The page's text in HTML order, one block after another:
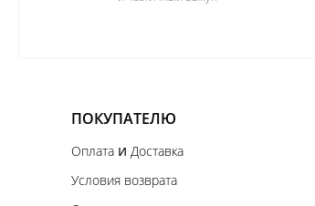
ПОКУПАТЕЛЮ
Оплата и Доставка
Условия возврата